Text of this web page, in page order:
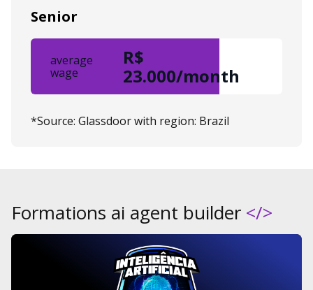
Senior
average
wage
R$
23.000/month
*Source: Glassdoor with region: Brazil
Formations ai agent builder </>